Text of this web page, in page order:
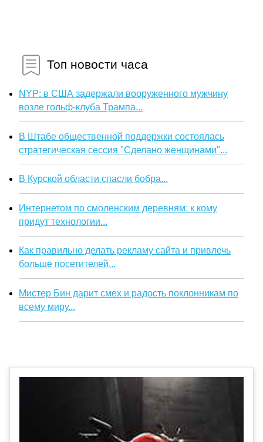
Топ новости часа
NYP: в США задержали вооруженного мужчину
возле гольф-клуба Трампа...
В Штабе общественной поддержки состоялась
стратегическая сессия "Сделано женщинами"...
В Курской области спасли бобра...
Интернетом по смоленским деревням: к кому
придут технологии...
Как правильно делать рекламу сайта и привлечь
больше посетителей...
Мистер Бин дарит смех и радость поклонникам по
всему миру...